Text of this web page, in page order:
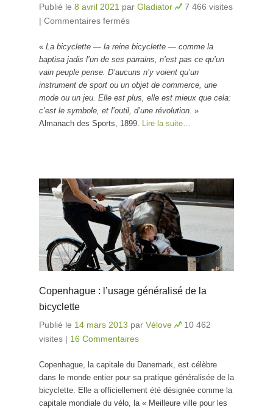
Publié le 8 avril 2021 par Gladiator
7 466 visites
| Commentaires fermés
« La bicyclette — la reine bicyclette — comme la
baptisa jadis l’un de ses parrains, n’est pas ce qu’un
vain peuple pense. D’aucuns n’y voient qu’un
instrument de sport ou un objet de commerce, une
mode ou un jeu. Elle est plus, elle est mieux que cela:
c’est le symbole, et l’outil, d’une révolution. »
Almanach des Sports, 1899.
Lire la suite…
Copenhague : l’usage généralisé de la
bicyclette
Publié le 14 mars 2013 par Vélove
10 462
visites | 16 Commentaires
Copenhague, la capitale du Danemark, est célèbre
dans le monde entier pour sa pratique généralisée de la
bicyclette. Elle a officiellement été désignée comme la
capitale mondiale du vélo, la « Meilleure ville pour les